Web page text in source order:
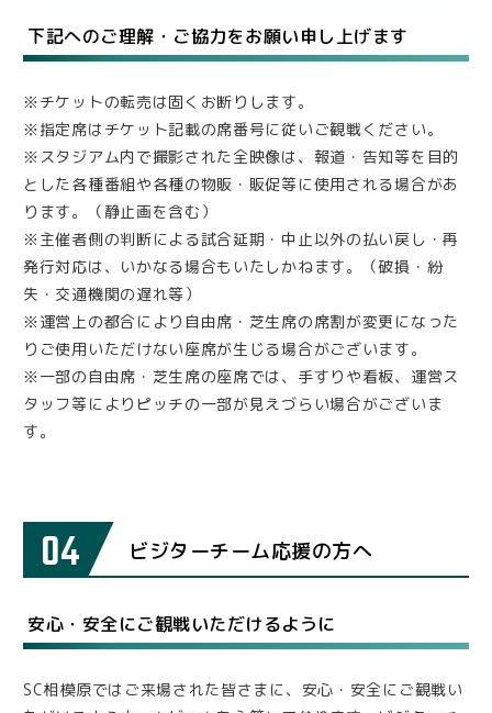
下記へのご理解・ご協力をお願い申し上げます
※チケットの転売は固くお断りします。
※指定席はチケット記載の席番号に従いご観戦ください。
※スタジアム内で撮影された全映像は、報道・告知等を目的
とした各種番組や各種の物販・販促等に使用される場合があ
ります。（静止画を含む）
※主催者側の判断による試合延期・中止以外の払い戻し・再
発行対応は、いかなる場合もいたしかねます。（破損・紛
失・交通機関の遅れ等）
※運営上の都合により自由席・芝生席の席割が変更になった
りご使用いただけない座席が生じる場合がございます。
※一部の自由席・芝生席の座席では、手すりや看板、運営ス
タッフ等によりピッチの一部が見えづらい場合がございま
す。
04 ビジターチーム応援の方へ
安心・安全にご観戦いただけるように
SC相模原ではご来場された皆さまに、安心・安全にご観戦い